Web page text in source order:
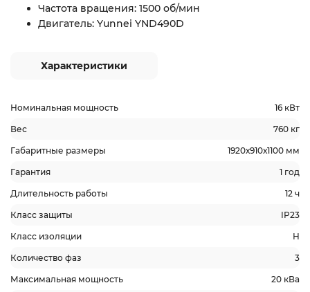
Частота вращения: 1500 об/мин
Двигатель: Yunnei YND490D
Характеристики
Номинальная мощность 16 кВт
Вес 760 кг
Габаритные размеры 1920х910х1100 мм
Гарантия 1 год
Длительность работы 12 ч
Класс защиты IP23
Класс изоляции H
Количество фаз 3
Максимальная мощность 20 кВа